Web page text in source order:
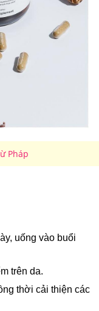
Pháp
uống vào buổi
trên da.
thời cải thiện các